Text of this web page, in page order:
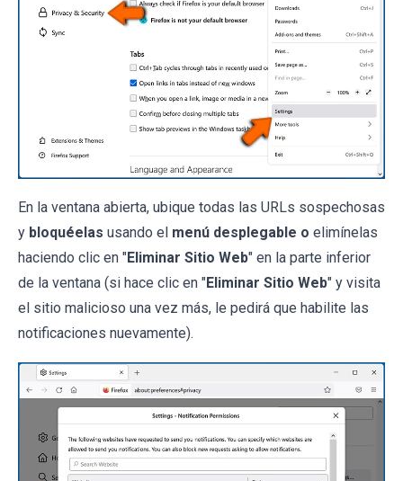
En la ventana abierta, ubique todas las URLs sospechosas
y bloquéelas usando el menú desplegable o elimínelas
haciendo clic en "Eliminar Sitio Web" en la parte inferior
de la ventana (si hace clic en "Eliminar Sitio Web" y visita
el sitio malicioso una vez más, le pedirá que habilite las
notificaciones nuevamente).